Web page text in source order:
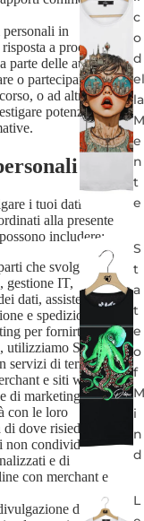
c
o
d
el
la
M
e
n
t
e
S
t
a
t
e
o
f
M
i
n
d
L
in
a procedure
parte delle autorità o
o partecipare a
o ad altre
potenziali
i tuoi dati
alla presente
includere:
che svolgono
gestione IT,
dati, assistenza
e spedizione).
per fornirti servizi
utilizziamo Shopify
servizi di terze parti
e siti web
di marketing
con le loro
dove risiedi,
non condividere i
e di
con merchant e
di